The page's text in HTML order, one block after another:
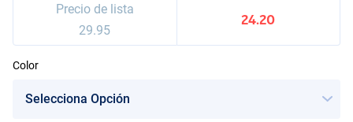
Precio de lista
29.95
24.20
Color